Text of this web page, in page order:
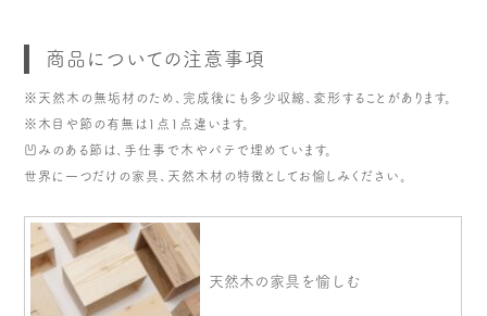
商品についての注意事項
※天然木の無垢材のため、完成後にも多少収縮、変形することがあります。
※木目や節の有無は1点1点違います。
凹みのある節は、手仕事で木やパテで埋めています。
世界に一つだけの家具、天然木材の特徴としてお愉しみください。